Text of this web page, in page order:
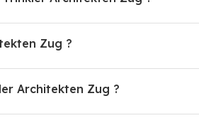
Zug ?
Architekten Zug ?